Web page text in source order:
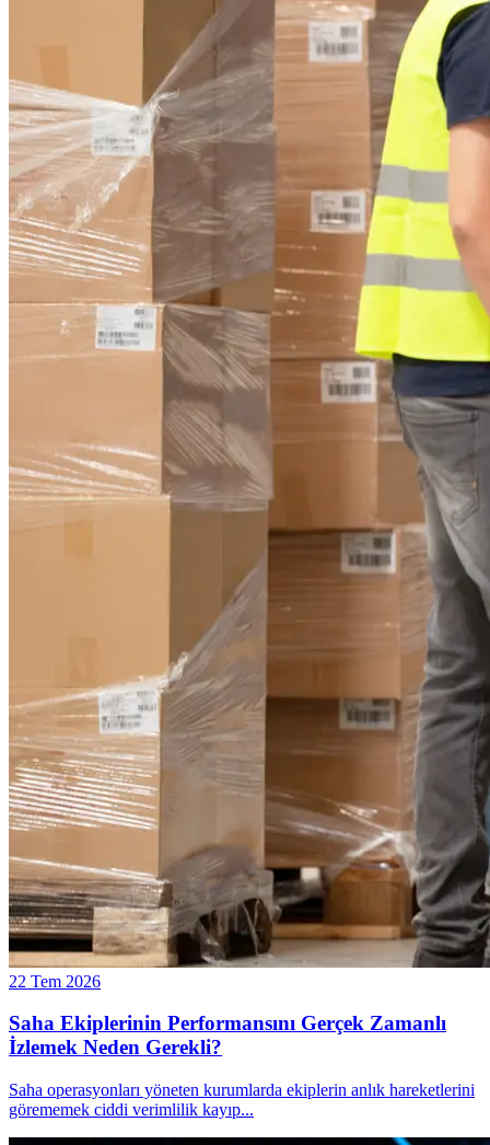
22 Tem 2026
Saha Ekiplerinin Performansını Gerçek Zamanlı
İzlemek Neden Gerekli?
Saha operasyonları yöneten kurumlarda ekiplerin anlık hareketlerini
görememek ciddi verimlilik kayıp...